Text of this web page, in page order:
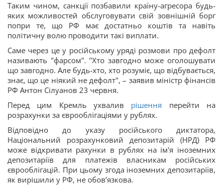
Таким чином, санкції позбавили країну-агресора будь-
яких можливостей обслуговувати свій зовнішній борг
попри те, що РФ має достатньо коштів та навіть
політичну волю проводити такі виплати.
Саме через це у російському уряді розмови про дефолт
називають "фарсом". "Хто завгодно може оголошувати
що завгодно. Але будь-хто, хто розуміє, що відбувається,
знає, що це ніякий не дефолт", – заявив міністр фінансів
РФ Антон Сілуанов 23 червня.
Перед цим Кремль ухвалив рішення перейти на
розрахунки за єврооблігаціями у рублях.
Відповідно до указу російського диктатора,
Національний розрахунковий депозитарій (НРД) РФ
може відкривати рахунки в рублях на ім'я іноземних
депозитаріїв для платежів власникам російських
єврооблігацій. При цьому згода іноземних депозитаріїв,
як вирішили у РФ, не обов’язкова.